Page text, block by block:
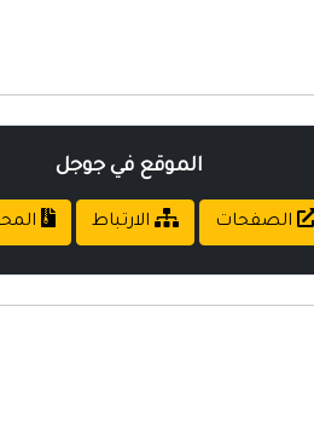
الموقع في جوجل
الصفحات الارتباط